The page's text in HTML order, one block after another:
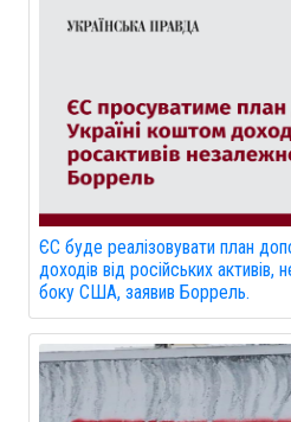
ЄС буде реалізовувати план
доходів від російських активів,
боку США, заявив Боррель.